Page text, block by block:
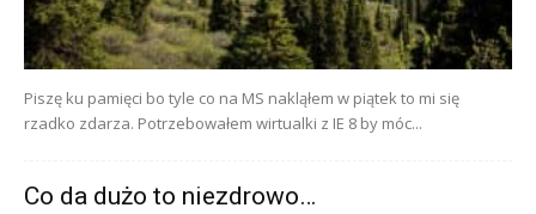
Piszę ku pamięci bo tyle co na MS nakląłem w piątek to mi się
rzadko zdarza. Potrzebowałem wirtualki z IE 8 by móc...
Co da dużo to niezdrowo…